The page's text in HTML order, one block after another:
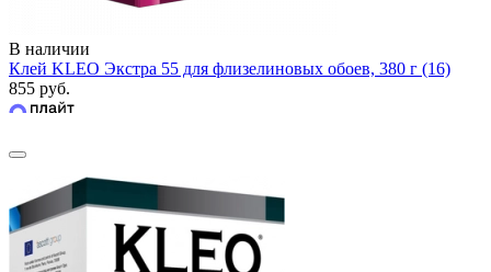
В наличии
Клей KLEO Экстра 55 для флизелиновых обоев, 380 г (16)
855 руб.